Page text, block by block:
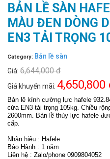
BẢN LỀ SÀN
MÀU ĐEN DÒNG
EN3 TẢI TRỌNG
Category: Bản lề sàn
Giá: 6,644,000 đ
Giá khuyến mãi: 4,650,800
Bản lê kính cường lực hafele
cửa EN3 tải trọng 105kg. Chiều
2600mm. Bản lề thủy lực hafele
cấp.
Nhãn hiệu : Hafele
Bảo Hành : 1 năm
Liên hệ : Zalo/phone 0909804052